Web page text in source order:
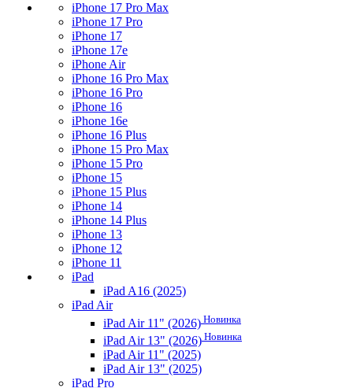
iPhone 17 Pro Max
iPhone 17 Pro
iPhone 17
iPhone 17e
iPhone Air
iPhone 16 Pro Max
iPhone 16 Pro
iPhone 16
iPhone 16e
iPhone 16 Plus
iPhone 15 Pro Max
iPhone 15 Pro
iPhone 15
iPhone 15 Plus
iPhone 14
iPhone 14 Plus
iPhone 13
iPhone 12
iPhone 11
iPad
iPad A16 (2025)
iPad Air
iPad Air 11" (2026) Новинка
iPad Air 13" (2026) Новинка
iPad Air 11" (2025)
iPad Air 13" (2025)
iPad Pro